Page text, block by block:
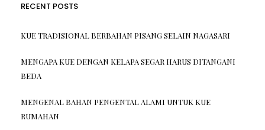
RECENT POSTS
KUE TRADISIONAL BERBAHAN PISANG SELAIN NAGASARI
MENGAPA KUE DENGAN KELAPA SEGAR HARUS DITANGANI
BEDA
MENGENAL BAHAN PENGENTAL ALAMI UNTUK KUE
RUMAHAN